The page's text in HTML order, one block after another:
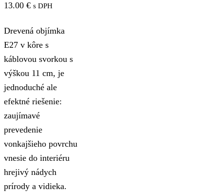
13.00 € s DPH
Drevená objímka
E27 v kôre s
káblovou svorkou s
výškou 11 cm, je
jednoduché ale
efektné riešenie:
zaujímavé
prevedenie
vonkajšieho povrchu
vnesie do interiéru
hrejivý nádych
prírody a vidieka.